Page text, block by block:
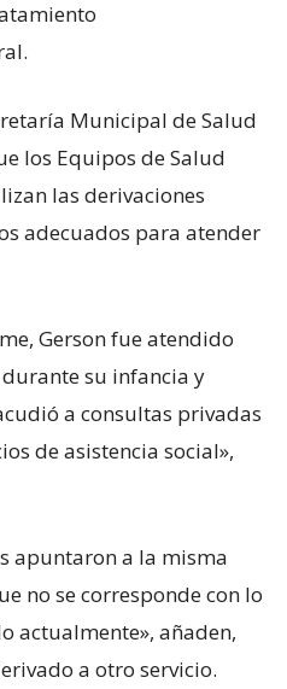
Municipal de Salud
los Equipos de Salud
las derivaciones
adecuados para atender
Gerson fue atendido
su infancia y
a consultas privadas
de asistencia social»,
apuntaron a la misma
no se corresponde con lo
actualmente», añaden,
a otro servicio.